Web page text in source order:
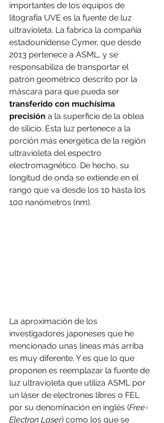
importantes de los equipos de
litografía UVE es la fuente de luz
ultravioleta. La fabrica la compañía
estadounidense Cymer, que desde
2013 pertenece a ASML, y se
responsabiliza de transportar el
patrón geométrico descrito por la
máscara para que pueda ser
transferido con muchísima
precisión a la superficie de la oblea
de silicio. Esta luz pertenece a la
porción más energética de la región
ultravioleta del espectro
electromagnético. De hecho, su
longitud de onda se extiende en el
rango que va desde los 10 hasta los
100 nanómetros (nm).
La aproximación de los
investigadores japoneses que he
mencionado unas líneas más arriba
es muy diferente. Y es que lo que
proponen es reemplazar la fuente de
luz ultravioleta que utiliza ASML por
un láser de electrones libres o FEL
por su denominación en inglés (Free-
Electron Laser) como los que se